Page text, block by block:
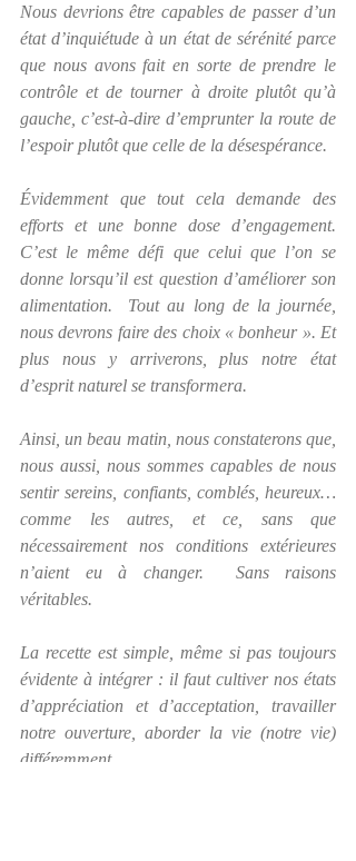
Nous devrions être capables de passer d’un
état d’inquiétude à un état de sérénité parce
que nous avons fait en sorte de prendre le
contrôle et de tourner à droite plutôt qu’à
gauche, c’est-à-dire d’emprunter la route de
l’espoir plutôt que celle de la désespérance.
Évidemment que tout cela demande des
efforts et une bonne dose d’engagement.
C’est le même défi que celui que l’on se
donne lorsqu’il est question d’améliorer son
alimentation.  Tout au long de la journée,
nous devrons faire des choix « bonheur ». Et
plus nous y arriverons, plus notre état
d’esprit naturel se transformera.
Ainsi, un beau matin, nous constaterons que,
nous aussi, nous sommes capables de nous
sentir sereins, confiants, comblés, heureux…
comme les autres, et ce, sans que
nécessairement nos conditions extérieures
n’aient eu à changer.  Sans raisons
véritables.
La recette est simple, même si pas toujours
évidente à intégrer : il faut cultiver nos états
d’appréciation et d’acceptation, travailler
notre ouverture, aborder la vie (notre vie)
différemment.